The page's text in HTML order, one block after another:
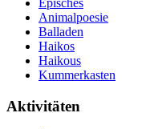
Episches
Animalpoesie
Balladen
Haikos
Haikous
Kummerkasten
Aktivitäten